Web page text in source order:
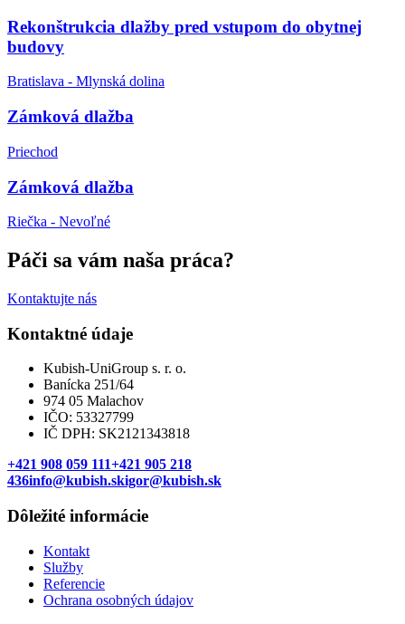
Rekonštrukcia dlažby pred vstupom do obytnej
budovy
Bratislava - Mlynská dolina
Zámková dlažba
Priechod
Zámková dlažba
Riečka - Nevoľné
Páči sa vám naša práca?
Kontaktujte nás
Kontaktné údaje
Kubish-UniGroup s. r. o.
Banícka 251/64
974 05 Malachov
IČO: 53327799
IČ DPH: SK2121343818
+421 908 059 111+421 905 218
436info@kubish.skigor@kubish.sk
Dôležité informácie
Kontakt
Služby
Referencie
Ochrana osobných údajov